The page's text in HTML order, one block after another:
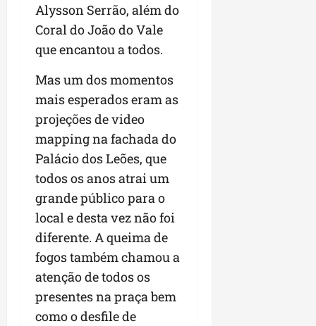
Alysson Serrão, além do
Coral do João do Vale
que encantou a todos.
Mas um dos momentos
mais esperados eram as
projeções de video
mapping na fachada do
Palácio dos Leões, que
todos os anos atrai um
grande público para o
local e desta vez não foi
diferente. A queima de
fogos também chamou a
atenção de todos os
presentes na praça bem
como o desfile de